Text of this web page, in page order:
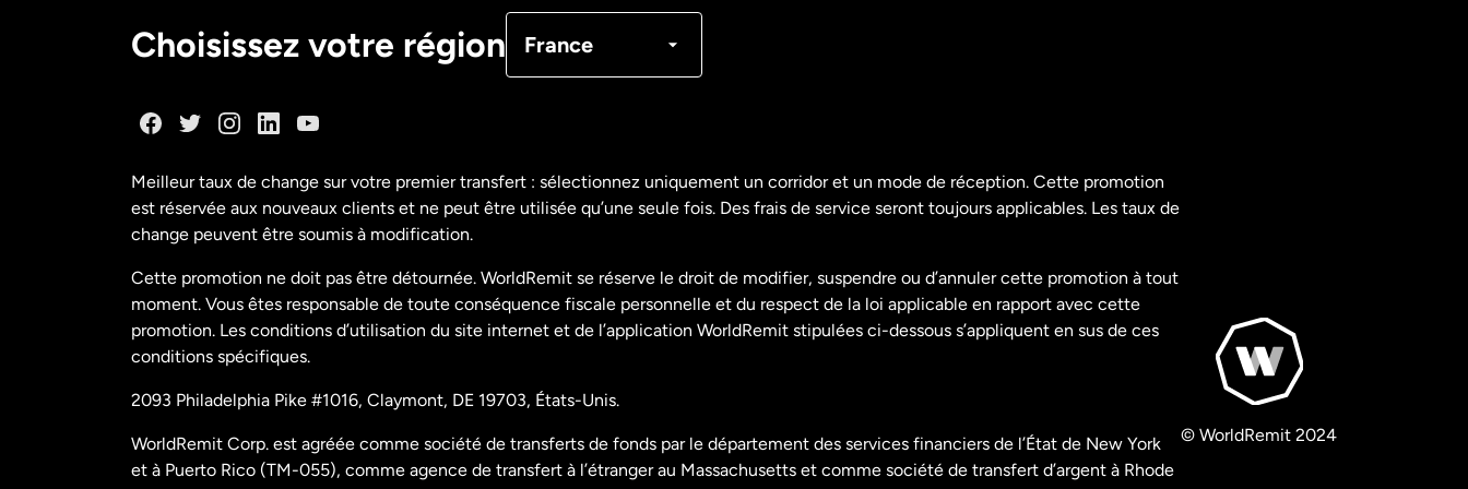
Choisissez votre région France
États-Unis
États-Unis Español
Malaisie
Meilleur taux de change sur votre premier transfert : sélectionnez uniquement un corridor et un mode de réception. Cette promotion
est réservée aux nouveaux clients et ne peut être utilisée qu’une seule fois. Des frais de service seront toujours applicables. Les taux de
change peuvent être soumis à modification.
Cette promotion ne doit pas être détournée. WorldRemit se réserve le droit de modifier, suspendre ou d’annuler cette promotion à tout
moment. Vous êtes responsable de toute conséquence fiscale personnelle et du respect de la loi applicable en rapport avec cette
promotion. Les conditions d’utilisation du site internet et de l’application WorldRemit stipulées ci-dessous s’appliquent en sus de ces
conditions spécifiques.
2093 Philadelphia Pike #1016, Claymont, DE 19703, États-Unis.
WorldRemit Corp. est agréée comme société de transferts de fonds par le département des services financiers de l’État de New York
et à Puerto Rico (TM-055), comme agence de transfert à l’étranger au Massachusetts et comme société de transfert d’argent à Rhode
© WorldRemit 2024